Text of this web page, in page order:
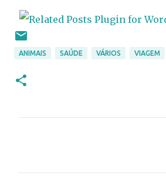
ANIMAIS SAÚDE VÁRIOS VIAGEM